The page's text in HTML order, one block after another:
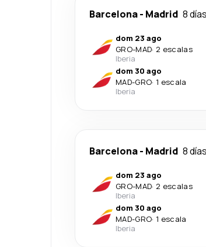
Barcelona- Madrid 8 días
dom 23 ago
GRO-MAD· 2 escalas
Iberia
dom 30 ago
MAD-GRO· 1 escala
Iberia
Barcelona- Madrid 8 días
dom 23 ago
GRO-MAD· 2 escalas
Iberia
dom 30 ago
MAD-GRO· 1 escala
Iberia